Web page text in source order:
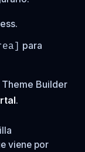
para
Builder
.
viene por